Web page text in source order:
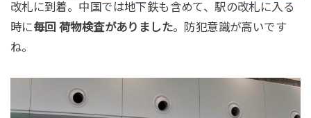
改札に到着。中国では地下鉄も含めて、駅の改札に入る
時に毎回 荷物検査がありました。防犯意識が高いです
ね。